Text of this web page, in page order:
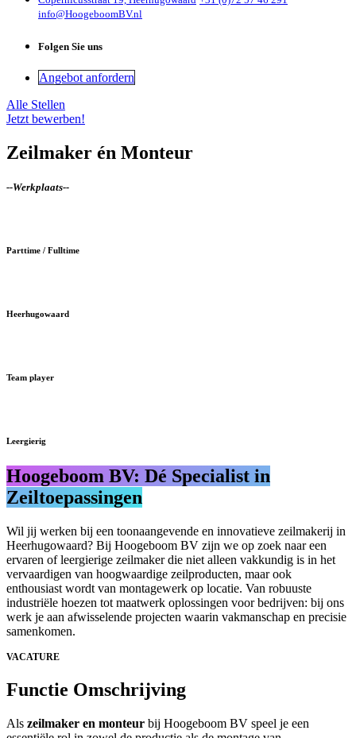
info@HoogeboomBV.nl
Folgen Sie uns
Angebot anfordern
Alle Stellen
Jetzt bewerben!
Zeilmaker én Monteur
--Werkplaats--
Parttime / Fulltime
Heerhugowaard
Team player
Leergierig
Hoogeboom BV: Dé Specialist in
Zeiltoepassingen
Wil jij werken bij een toonaangevende en innovatieve zeilmakerij in
Heerhugowaard? Bij Hoogeboom BV zijn we op zoek naar een
ervaren of leergierige zeilmaker die niet alleen vakkundig is in het
vervaardigen van hoogwaardige zeilproducten, maar ook
enthousiast wordt van montagewerk op locatie. Van robuuste
industriële hoezen tot maatwerk oplossingen voor bedrijven: bij ons
werk je aan afwisselende projecten waarin vakmanschap en precisie
samenkomen.
VACATURE
Functie Omschrijving
Als zeilmaker en monteur bij Hoogeboom BV speel je een